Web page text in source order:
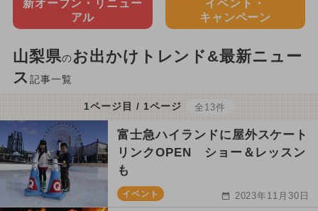
新オープン・ リニュー
アル
イベント・
キャンペーン
山梨県のお出かけトレンド&最新ニュー
ス 記事一覧
1ページ目 / 1ページ 全13件
富士急ハイランドに屋外スケート
リンクOPEN ショー＆レッスン
も
イベント 2023年11月30日